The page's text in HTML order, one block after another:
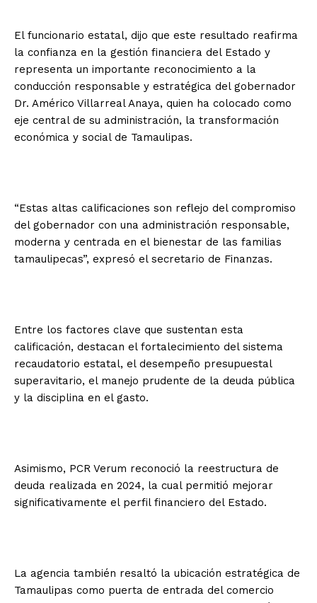
El funcionario estatal, dijo que este resultado reafirma
la confianza en la gestión financiera del Estado y
representa un importante reconocimiento a la
conducción responsable y estratégica del gobernador
Dr. Américo Villarreal Anaya, quien ha colocado como
eje central de su administración, la transformación
económica y social de Tamaulipas.
“Estas altas calificaciones son reflejo del compromiso
del gobernador con una administración responsable,
moderna y centrada en el bienestar de las familias
tamaulipecas”, expresó el secretario de Finanzas.
Entre los factores clave que sustentan esta
calificación, destacan el fortalecimiento del sistema
recaudatorio estatal, el desempeño presupuestal
superavitario, el manejo prudente de la deuda pública
y la disciplina en el gasto.
Asimismo, PCR Verum reconoció la reestructura de
deuda realizada en 2024, la cual permitió mejorar
significativamente el perfil financiero del Estado.
La agencia también resaltó la ubicación estratégica de
Tamaulipas como puerta de entrada del comercio